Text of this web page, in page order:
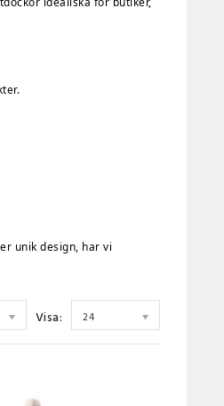
unik design, har vi
Visa: 24